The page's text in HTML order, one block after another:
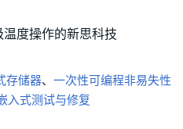
度操作的新思科技
存储器、 一次性可编程非易失性
入式测试与修复